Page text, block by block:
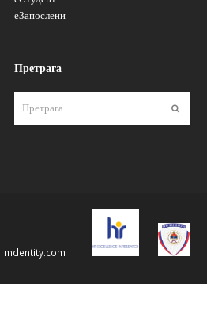
еЗапослени
Претрага
Пошаљи
mdentity.com